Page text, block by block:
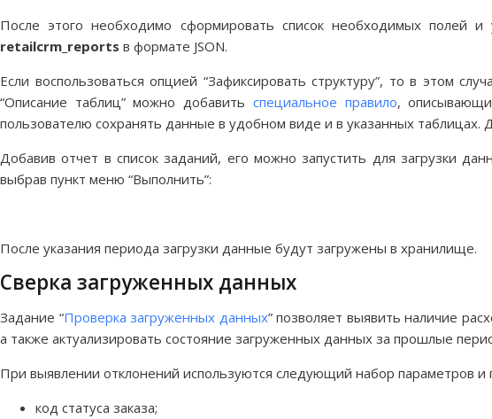
После этого необходимо сформировать список необходимых полей
retailcrm_reports в формате JSON.
Если воспользоваться опцией “Зафиксировать структуру”, то в этом
“Описание таблиц” можно добавить специальное правило,
пользователю сохранять данные в удобном виде и в указанных
Добавив отчет в список заданий, его можно запустить для загрузки
выбрав пункт меню “Выполнить”:
После указания периода загрузки данные будут загружены в хранилище.
Сверка загруженных данных
Задание “Проверка загруженных данных” позволяет выявить наличие
а также актуализировать состояние загруженных данных за прошлые
При выявлении отклонений используются следующий набор параметров и
код статуса заказа;